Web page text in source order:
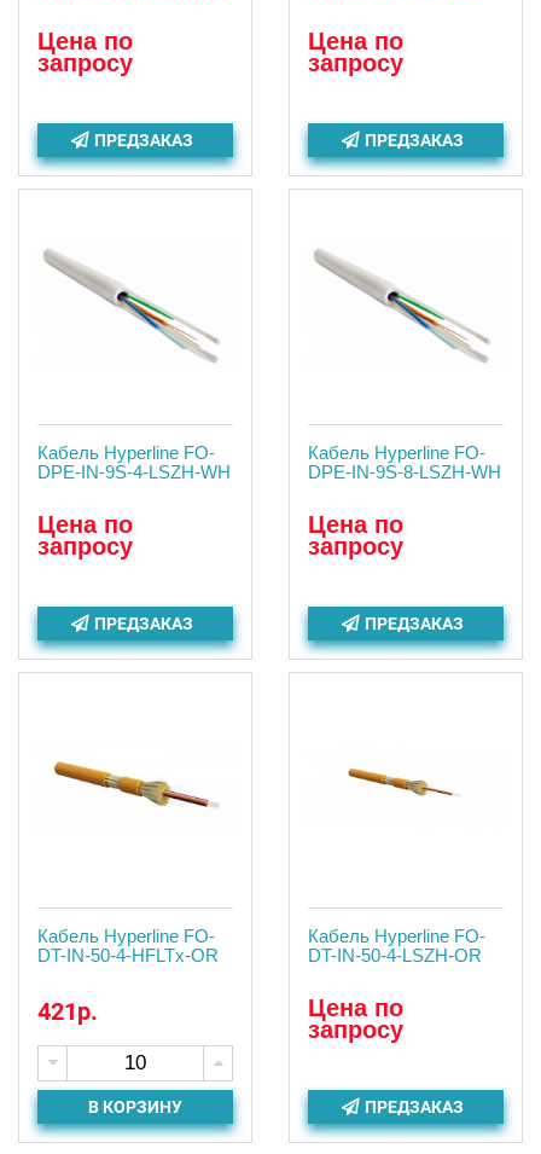
Цена по
запросу
ПРЕДЗАКАЗ
Цена по
запросу
ПРЕДЗАКАЗ
Кабель Hyperline FO-
DPE-IN-9S-4-LSZH-WH
Цена по
запросу
ПРЕДЗАКАЗ
Кабель Hyperline FO-
DPE-IN-9S-8-LSZH-WH
Цена по
запросу
ПРЕДЗАКАЗ
Кабель Hyperline FO-
DT-IN-50-4-HFLTx-OR
421р.
В КОРЗИНУ
Кабель Hyperline FO-
DT-IN-50-4-LSZH-OR
Цена по
запросу
ПРЕДЗАКАЗ